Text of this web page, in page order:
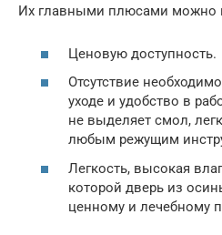
Их главными плюсами можно
Ценовую доступность.
Отсутствие
уходе и удобство в
не выделяет смол,
любым режущим
Легкость, высокая
которой дверь из
ценному и лечебному